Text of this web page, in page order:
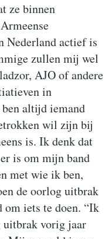
ze binnen
Nederland actief is
zullen mij wel
AJO of andere
in
altijd iemand
wil zijn bij
is. Ik denk dat
is om mijn band
met wie ik ben,
de oorlog uitbrak
iets te doen. “Ik
vorig jaar